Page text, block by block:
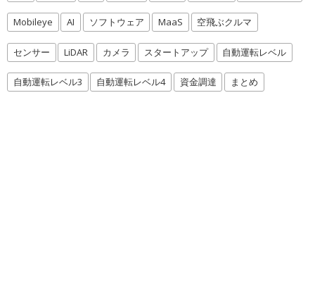
Mobileye AI ソフトウェア MaaS 空飛ぶクルマ
センサー LiDAR カメラ スタートアップ 自動運転レベル
自動運転レベル3 自動運転レベル4 資金調達 まとめ